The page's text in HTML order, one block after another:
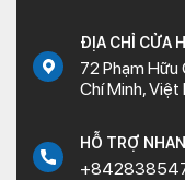
ĐỊA CHỈ CỬA
72 Phạm Hữu
Chí Minh, Việt
HỖ TRỢ